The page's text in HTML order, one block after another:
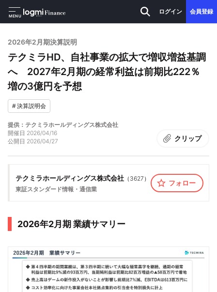
MENU
ログイン 会員登録
2026年2月期決算説明
テクミラHD、自社事業の拡大で増収増益基調
へ 2027年2月期の経常利益は前期比222％
増の3億円を予想
#決算説明会
提供：テクミラホールディングス株式会社
開催日 2026/04/16
公開日 2026/04/27 クリップ
テクミラホールディングス株式会社 （ 3627 ）
東証スタンダード情報・通信業
フォロー
2026年2月期 業績サマリー